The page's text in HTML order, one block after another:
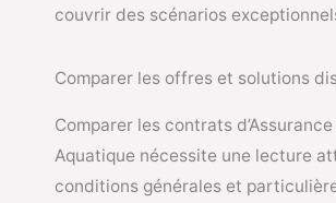
couvrir des scénarios
Comparer les offres et solutions
Comparer les contrats
Aquatique nécessite une lecture
conditions générales et